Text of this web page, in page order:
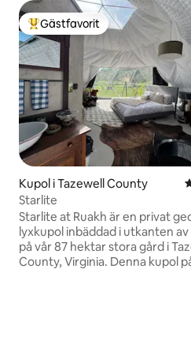
Populär gästfavorit
Gästfavorit
Kupol i Tazewell County
Starlite
Starlite at Ruakh är en privat
lyxkupol inbäddad i utkanten
på vår 87 hektar stora gård i
County, Virginia. Denna kupol